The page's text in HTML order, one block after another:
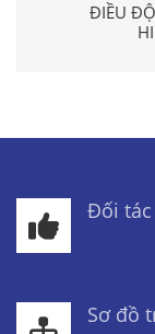
ĐIỀU
Đối tác
Sơ đồ